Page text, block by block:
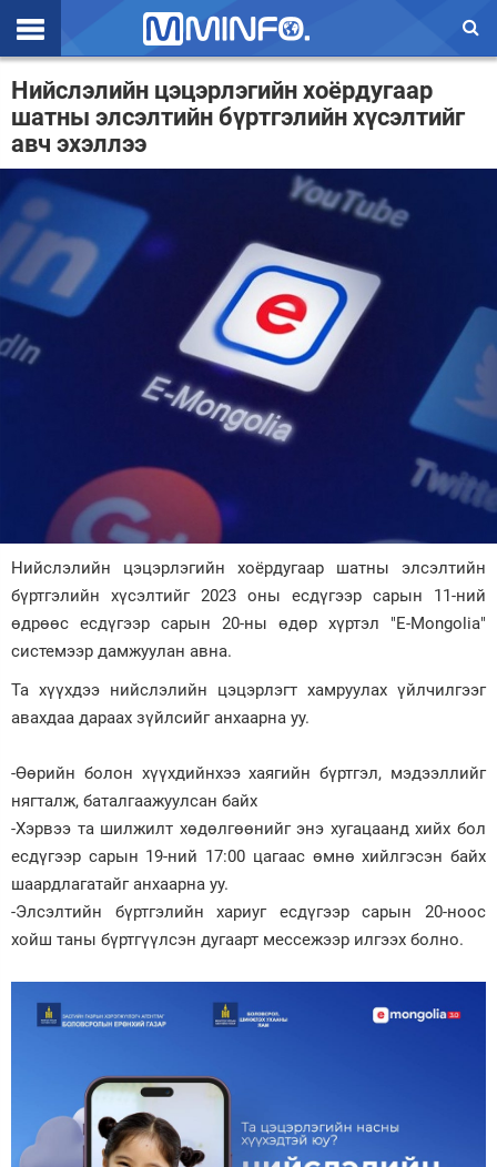
Эхлэл
Цаг агаар
Валют ханш
Улс төр
Эдийн засаг
Үзэл бодол
Спорт
Энтертайнмэнт
Зурхай
Нийслэлийн цэцэрлэгийн хоёрдугаар
шатны элсэлтийн бүртгэлийн хүсэлтийг
авч эхэллээ
Нийслэлийн цэцэрлэгийн хоёрдугаар шатны элсэлтийн
бүртгэлийн хүсэлтийг 2023 оны есдүгээр сарын 11-ний
өдрөөс есдүгээр сарын 20-ны өдөр хүртэл "Е-Mongolia"
системээр дамжуулан авна.
Та хүүхдээ нийслэлийн цэцэрлэгт хамруулах үйлчилгээг
авахдаа дараах зүйлсийг анхаарна уу.
-Өөрийн болон хүүхдийнхээ хаягийн бүртгэл, мэдээллийг
нягталж, баталгаажуулсан байх
-Хэрвээ та шилжилт хөдөлгөөнийг энэ хугацаанд хийх бол
есдүгээр сарын 19-ний 17:00 цагаас өмнө хийлгэсэн байх
шаардлагатайг анхаарна уу.
-Элсэлтийн бүртгэлийн хариуг есдүгээр сарын 20-ноос
хойш таны бүртгүүлсэн дугаарт мессежээр илгээх болно.